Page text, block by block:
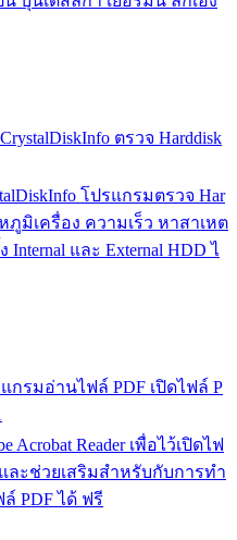
ตรวจ Harddisk
โปรแกรมตรวจ Har
มิเครื่อง ความเร็ว หาสาเหต
และ External HDD ไ
แกรมอ่านไฟล์ PDF เปิดไฟล์ P
Reader เพื่อไว้เปิดไฟ
และช่วยเสริมสำหรับกับการทำ
PDF ได้ ฟรี